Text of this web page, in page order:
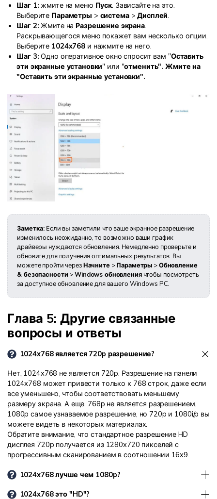
Шаг 1: жмите на меню Пуск . Зависайте на это.
Выберите Параметры > система > Дисплей
Шаг 2: Жмите на Разрешение экрана.
Раскрывающегося меню покажет вам несколько опции.
Выберите 1024x768 и нажмите на него.
Шаг 3: Одно оперативное окно спросит вам "Оставить
эти экранные установки" или "отменить". Жмите на
"Оставить эти экранные установки".
Заметка: Если вы заметили что ваше экранное разрешение
изменилось неожиданно, то возможно ваши график
драйверы нуждаются обновления. Немедленно проверьте и
обновите для получения оптимальных результатов. Вы
можете пройти через Начните > Параметры >Обновление
& безопасности >Windows обновления чтобы посмотреть
за доступное обновление для вашего Windows PC.
Глава 5: Другие связанные
вопросы и ответы
1024x768 является 720p разрешение?
Нет, 1024x768 не является 720p. Разрешение на панели
1024x768 может привести только к 768 строк, даже если
все уменьшено, чтобы соответствовать меньшему
размеру экрана. А еще, 768p не является разрешением.
1080p самое узнаваемое разрешение, но 720p и 1080i/p вы
можете видеть в некоторых материалах.
Обратите внимание, что стандартное разрешение HD
дисплея 720p получается из 1280x720 пикселей с
прогрессивным сканированием в соотношении 16x9.
1024x768 лучше чем 1080p?
1024x768 это "HD"?